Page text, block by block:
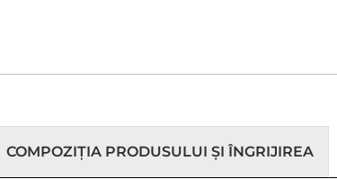
COMPOZIȚIA PRODUSULUI ȘI ÎNGRIJIREA